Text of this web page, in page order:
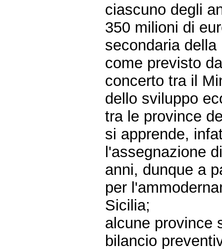
ciascuno degli
350 milioni di
secondaria
come previsto
concerto tra il
dello sviluppo
tra le province
si apprende,
l'assegnazione
anni, dunque a
per
Sicilia;
alcune province
bilancio